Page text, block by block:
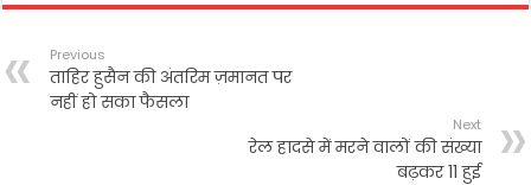
Previous
ताहिर हुसैन की अंतरिम ज़मानत पर
नहीं हो सका फैसला
Next
रेल हादसे में मरने वालों की संख्या
बढ़कर 11 हुई